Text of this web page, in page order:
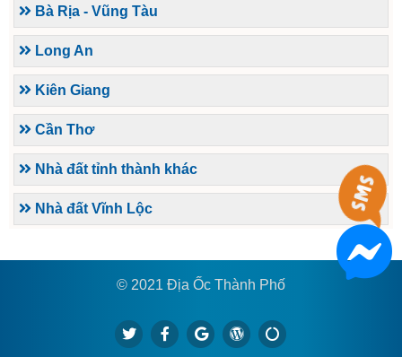
Bà Rịa - Vũng Tàu
Long An
Kiên Giang
Cần Thơ
Nhà đất tỉnh thành khác
Nhà đất Vĩnh Lộc
© 2021 Địa Ốc Thành Phố